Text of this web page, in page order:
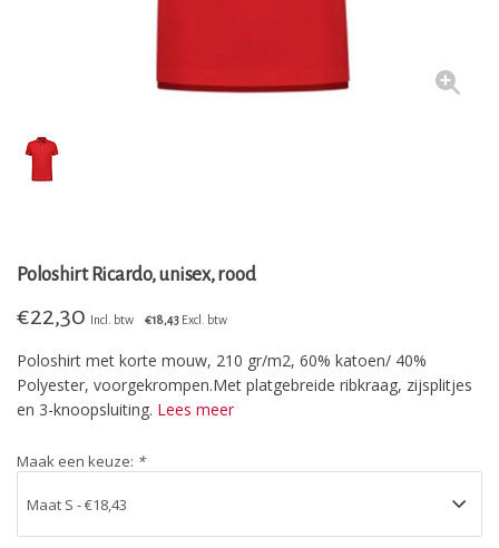
Poloshirt Ricardo, unisex, rood
€22,30 Incl. btw €18,43 Excl. btw
Poloshirt met korte mouw, 210 gr/m2, 60% katoen/ 40%
Polyester, voorgekrompen.Met platgebreide ribkraag, zijsplitjes
en 3-knoopsluiting. Lees meer
Maak een keuze: *